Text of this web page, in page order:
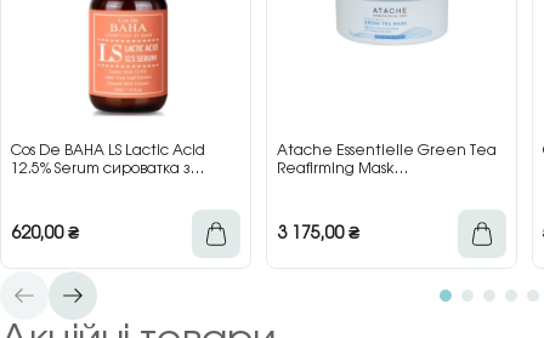
Cos De BAHA LS Lactic Acid
12.5% Serum сироватка з
620,00₴
Atache Essentielle Green Tea
Reafirming Mask
3 175,00₴